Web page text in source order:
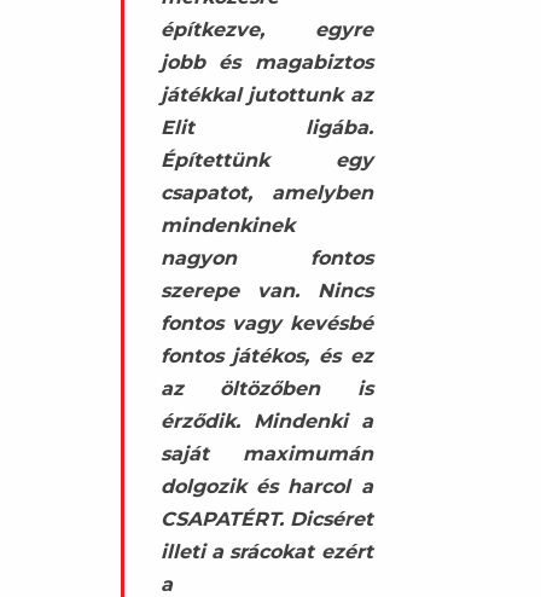
építkezve, egyre
jobb és magabiztos
játékkal jutottunk az
Elit ligába.
Építettünk egy
csapatot, amelyben
mindenkinek
nagyon fontos
szerepe van. Nincs
fontos vagy kevésbé
fontos játékos, és ez
az öltözőben is
érződik. Mindenki a
saját maximumán
dolgozik és harcol a
CSAPATÉRT. Dicséret
illeti a srácokat ezért
a